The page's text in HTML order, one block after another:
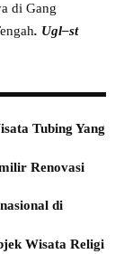
di Gang
. Ugl–st
Tubing Yang
Renovasi
di
Wisata Religi